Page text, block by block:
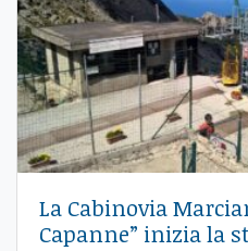
La Cabinovia
Capanne” inizia la